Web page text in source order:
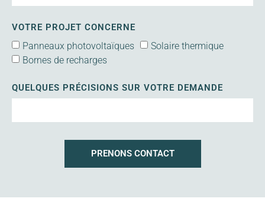
VOTRE PROJET CONCERNE
Panneaux photovoltaïques
Solaire thermique
Bornes de recharges
QUELQUES PRÉCISIONS SUR VOTRE DEMANDE
PRENONS CONTACT